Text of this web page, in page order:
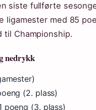
siste fullførte
ligamester med 85
til Championship.
nedrykk
(2. plass)
poeng (3. plass)